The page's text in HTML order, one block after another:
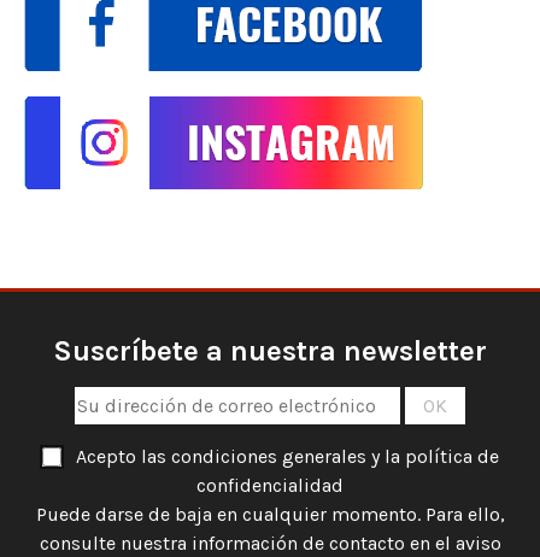
Suscríbete a nuestra newsletter
Acepto las condiciones generales y la política de
confidencialidad
Puede darse de baja en cualquier momento. Para ello,
consulte nuestra información de contacto en el aviso